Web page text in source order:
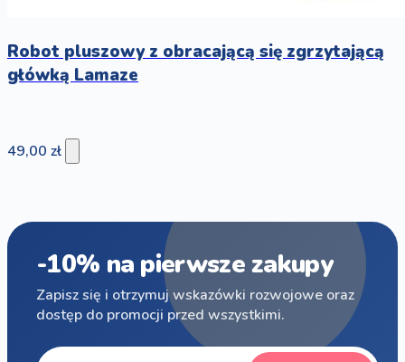
Robot pluszowy z obracającą się zgrzytającą
główką Lamaze
49,00 zł
-10% na pierwsze zakupy
Zapisz się i otrzymuj wskazówki rozwojowe oraz
dostęp do promocji przed wszystkimi.